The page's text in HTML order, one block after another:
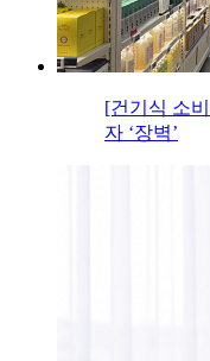
[건기식 소
자 ‘장벽’